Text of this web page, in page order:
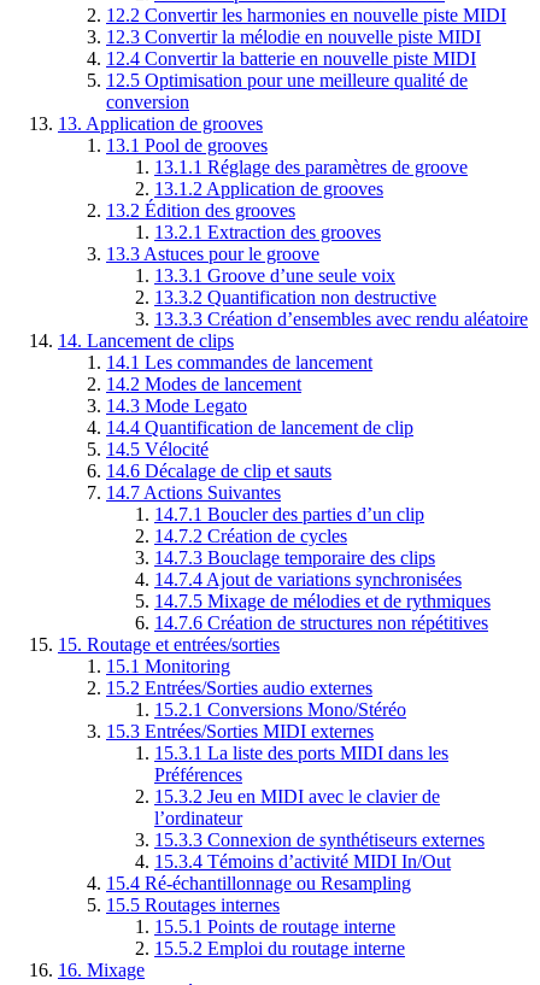
12.2 Convertir les harmonies en nouvelle piste MIDI
12.3 Convertir la mélodie en nouvelle piste MIDI
12.4 Convertir la batterie en nouvelle piste MIDI
12.5 Optimisation pour une meilleure qualité de
conversion
13. Application de grooves
13.1 Pool de grooves
13.1.1 Réglage des paramètres de groove
13.1.2 Application de grooves
13.2 Édition des grooves
13.2.1 Extraction des grooves
13.3 Astuces pour le groove
13.3.1 Groove d’une seule voix
13.3.2 Quantification non destructive
13.3.3 Création d’ensembles avec rendu aléatoire
14. Lancement de clips
14.1 Les commandes de lancement
14.2 Modes de lancement
14.3 Mode Legato
14.4 Quantification de lancement de clip
14.5 Vélocité
14.6 Décalage de clip et sauts
14.7 Actions Suivantes
14.7.1 Boucler des parties d’un clip
14.7.2 Création de cycles
14.7.3 Bouclage temporaire des clips
14.7.4 Ajout de variations synchronisées
14.7.5 Mixage de mélodies et de rythmiques
14.7.6 Création de structures non répétitives
15. Routage et entrées/sorties
15.1 Monitoring
15.2 Entrées/Sorties audio externes
15.2.1 Conversions Mono/Stéréo
15.3 Entrées/Sorties MIDI externes
15.3.1 La liste des ports MIDI dans les
Préférences
15.3.2 Jeu en MIDI avec le clavier de
l’ordinateur
15.3.3 Connexion de synthétiseurs externes
15.3.4 Témoins d’activité MIDI In/Out
15.4 Ré-échantillonnage ou Resampling
15.5 Routages internes
15.5.1 Points de routage interne
15.5.2 Emploi du routage interne
16. Mixage